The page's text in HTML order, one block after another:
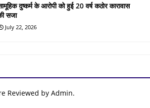
दुष्कर्म के आरोपी को हुई 20 वर्ष कठोर कारावास
सजा
July 22, 2026
Reviewed by Admin.